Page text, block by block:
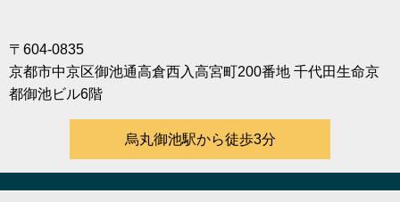
〒604-0835
京都市中京区御池通高倉西入高宮町200番地 千代田生命京
都御池ビル6階
烏丸御池駅から徒歩3分